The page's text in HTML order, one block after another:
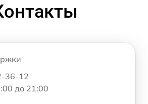
36-12
до 21:00